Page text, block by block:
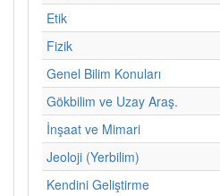
Etik
Fizik
Genel Bilim Konuları
Gökbilim ve Uzay Araş.
İnşaat ve Mimari
Jeoloji (Yerbilim)
Kendini Geliştirme